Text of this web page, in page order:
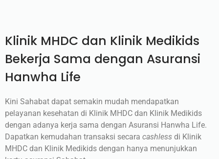
Klinik MHDC dan Klinik Medikids
Bekerja Sama dengan Asuransi
Hanwha Life
Kini Sahabat dapat semakin mudah mendapatkan
pelayanan kesehatan di Klinik MHDC dan Klinik Medikids
dengan adanya kerja sama dengan Asuransi Hanwha Life.
Dapatkan kemudahan transaksi secara cashless di Klinik
MHDC dan Klinik Medikids dengan hanya menunjukkan